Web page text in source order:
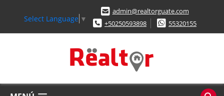
Select Language ▼
admin@realtorguate.com
+50250593898
55320155